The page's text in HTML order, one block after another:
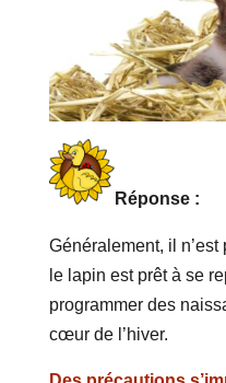
Réponse :
Généralement, il
le lapin est prêt à se
programmer des
cœur de l’hiver.